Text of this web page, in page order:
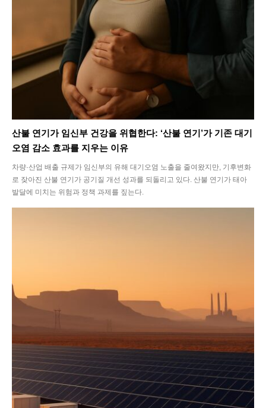
SEARCH...
Climate
Energy
Interview
Tech
산불 연기가 임신부 건강을 위협한다: ‘산불 연기’가 기존 대기
오염 감소 효과를 지우는 이유
차량·산업 배출 규제가 임신부의 유해 대기오염 노출을 줄여왔지만, 기후변화
로 잦아진 산불 연기가 공기질 개선 성과를 되돌리고 있다. 산불 연기가 태아
발달에 미치는 위험과 정책 과제를 짚는다.